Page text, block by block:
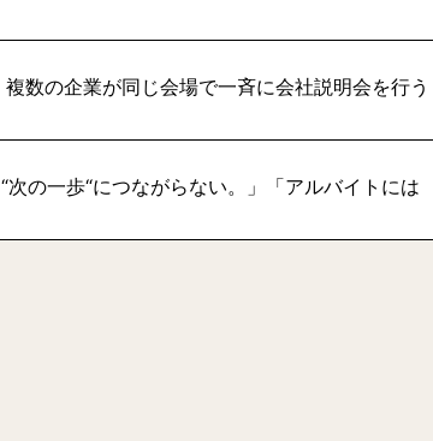
数の企業が同じ会場で一斉に会社説明会を行う
の一歩“につながらない。」「アルバイトには